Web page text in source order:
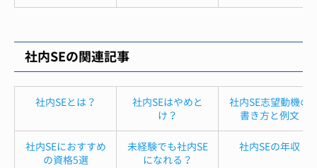
社内SEの関連記事
社内SEとは？
社内SEはやめと
け？
社内SE志望動機の
書き方と例文
社内SEにおすすめ
の資格5選
未経験でも社内SE
になれる？
社内SEの年収